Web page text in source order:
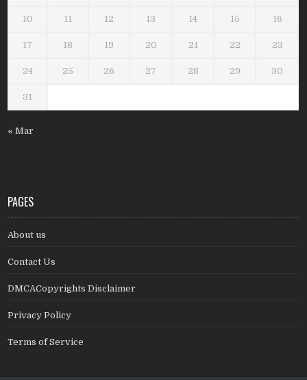
10 11 12 13 14 15 16
17 18 19 20 21 22 23
24 25 26 27 28 29 30
31
« Mar
PAGES
About us
Contact Us
DMCACopyrights Disclaimer
Privacy Policy
Terms of Service